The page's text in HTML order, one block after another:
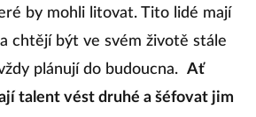
by mohli litovat. Tito lidé mají
chtějí být ve svém životě stále
plánují do budoucna. Ať
talent vést druhé a šéfovat jim